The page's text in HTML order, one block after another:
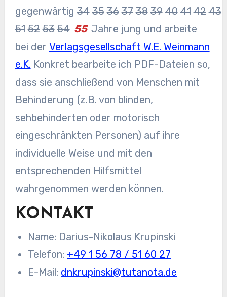
gegenwärtig34 35 36 37 38 39 40 41 42 43
51 52 53 54 55 Jahre jung und arbeite
bei der Verlagsgesellschaft W.E. Weinmann
e.K. Konkret bearbeite ich PDF-Dateien so,
dass sie anschließend von Menschen mit
Behinderung (z.B. von blinden,
sehbehinderten oder motorisch
eingeschränkten Personen) auf ihre
individuelle Weise und mit den
entsprechenden Hilfsmittel
wahrgenommen werden können.
KONTAKT
Name: Darius-Nikolaus Krupinski
Telefon: +49 1 56 78 / 51 60 27
E-Mail: dnkrupinski@tutanota.de